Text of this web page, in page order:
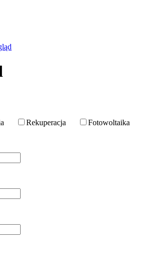
Rekuperacja
Fotowoltaika